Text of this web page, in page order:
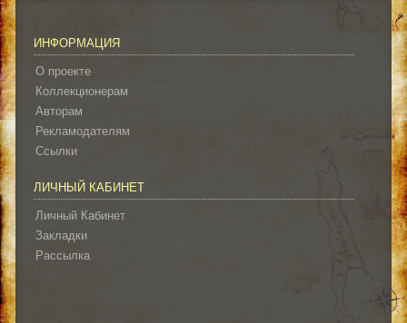
ИНФОРМАЦИЯ
О проекте
Коллекционерам
Авторам
Рекламодателям
Ссылки
ЛИЧНЫЙ КАБИНЕТ
Личный Кабинет
Закладки
Рассылка